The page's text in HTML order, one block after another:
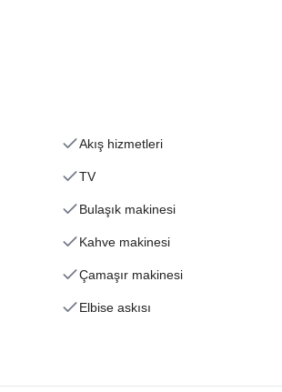
Akış hizmetleri
TV
Bulaşık makinesi
Kahve makinesi
Çamaşır makinesi
Elbise askısı